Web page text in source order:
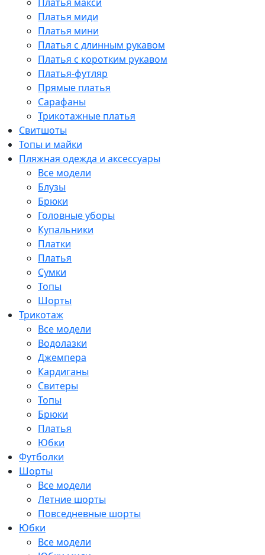
Платья миди
Платья мини
Платья с длинным рукавом
Платья с коротким рукавом
Платья-футляр
Прямые платья
Сарафаны
Трикотажные платья
Свитшоты
Топы и майки
Пляжная одежда и аксессуары
Все модели
Блузы
Брюки
Головные уборы
Купальники
Платки
Платья
Сумки
Топы
Шорты
Трикотаж
Все модели
Водолазки
Джемпера
Кардиганы
Свитеры
Топы
Брюки
Платья
Юбки
Футболки
Шорты
Все модели
Летние шорты
Повседневные шорты
Юбки
Все модели